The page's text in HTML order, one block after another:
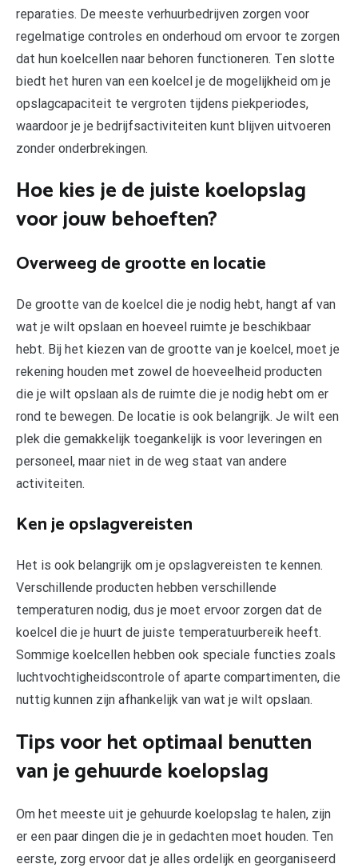
reparaties. De meeste verhuurbedrijven zorgen voor
regelmatige controles en onderhoud om ervoor te zorgen
dat hun koelcellen naar behoren functioneren. Ten slotte
biedt het huren van een koelcel je de mogelijkheid om je
opslagcapaciteit te vergroten tijdens piekperiodes,
waardoor je je bedrijfsactiviteiten kunt blijven uitvoeren
zonder onderbrekingen.
Hoe kies je de juiste koelopslag
voor jouw behoeften?
Overweeg de grootte en locatie
De grootte van de koelcel die je nodig hebt, hangt af van
wat je wilt opslaan en hoeveel ruimte je beschikbaar
hebt. Bij het kiezen van de grootte van je koelcel, moet je
rekening houden met zowel de hoeveelheid producten
die je wilt opslaan als de ruimte die je nodig hebt om er
rond te bewegen. De locatie is ook belangrijk. Je wilt een
plek die gemakkelijk toegankelijk is voor leveringen en
personeel, maar niet in de weg staat van andere
activiteiten.
Ken je opslagvereisten
Het is ook belangrijk om je opslagvereisten te kennen.
Verschillende producten hebben verschillende
temperaturen nodig, dus je moet ervoor zorgen dat de
koelcel die je huurt de juiste temperatuurbereik heeft.
Sommige koelcellen hebben ook speciale functies zoals
luchtvochtigheidscontrole of aparte compartimenten, die
nuttig kunnen zijn afhankelijk van wat je wilt opslaan.
Tips voor het optimaal benutten
van je gehuurde koelopslag
Om het meeste uit je gehuurde koelopslag te halen, zijn
er een paar dingen die je in gedachten moet houden. Ten
eerste, zorg ervoor dat je alles ordelijk en georganiseerd